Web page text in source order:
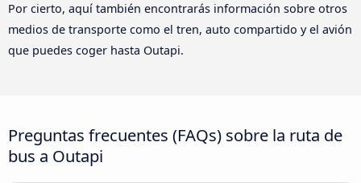
Por cierto, aquí también encontrarás información sobre otros
medios de transporte como el tren, auto compartido y el avión
que puedes coger hasta Outapi.
Preguntas frecuentes (FAQs) sobre la ruta de
bus a Outapi